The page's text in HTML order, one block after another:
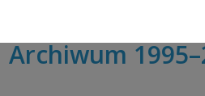
Archiwum